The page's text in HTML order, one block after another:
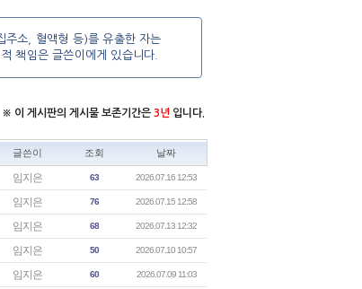
주소, 혈액형 등)를 유출한 자는
책임은 글쓴이에게 있습니다.
※ 이 게시판의 게시물 보존기간은 3년 입니다.
글쓴이 조회 날짜
임지은 63 2026.07.16 12:53
임지은 76 2026.07.15 12:58
임지은 68 2026.07.13 12:32
임지은 50 2026.07.10 10:57
임지은 60 2026.07.09 11:03